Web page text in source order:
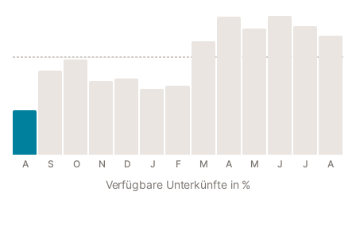
A S O N D J F M A M J J A
Verfügbare Unterkünfte in %